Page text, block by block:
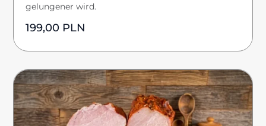
gelungener wird.
199,00 PLN